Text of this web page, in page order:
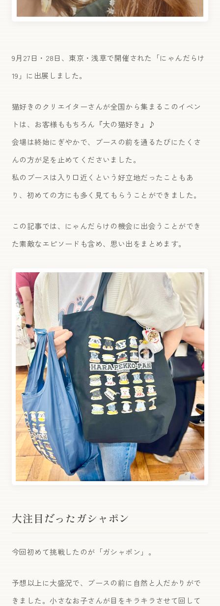
9月27日・28日、東京・浅草で開催された「にゃんだらけ
19」に出展しました。
猫好きのクリエイターさんが全国から集まるこのイベン
トは、お客様ももちろん『大の猫好き』♪
会場は終始にぎやかで、ブースの前を通るたびにたくさ
んの方が足を止めてくださいました。
私のブースは入り口近くという好立地だったこともあ
り、初めての方にも多く見てもらうことができました。
この記事では、にゃんだらけの機会に出会うことができ
た素敵なエピソードも含め、思い出をまとめます。
大注目だったガシャポン
今回初めて挑戦したのが「ガシャポン」。
予想以上に大盛況で、ブースの前に自然と人だかりがで
きました。小さなお子さんが目をキラキラさせて回して